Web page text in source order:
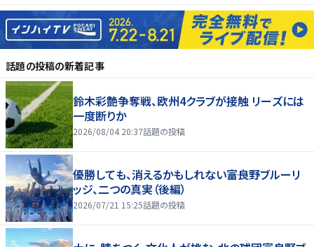
話題の投稿の新着記事
鈴木彩艶争奪戦、欧州4クラブが接触 リーズには
一度断りか
2026/08/04 20:37話題の投稿
優勝しても、消えるかもしれない――富良野ブルーリ
ッジ、二つの真実（後編）
2026/07/21 15:25話題の投稿